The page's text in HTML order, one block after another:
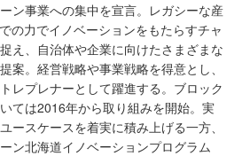
ン事業への集中を宣言。レガシーな産
の力でイノベーションをもたらすチャ
え、自治体や企業に向けたさまざまな
案。経営戦略や事業戦略を得意とし、
レプレナーとして躍進する。ブロック
ては2016年から取り組みを開始。実
ースケースを着実に積み上げる一方、
ン北海道イノベーションプログラム